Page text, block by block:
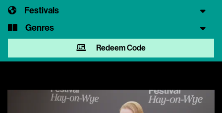
Festivals
Genres
Redeem Code